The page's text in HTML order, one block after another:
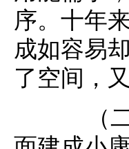
序。十年
成如容易
了空间，
（二